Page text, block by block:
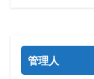
管理人